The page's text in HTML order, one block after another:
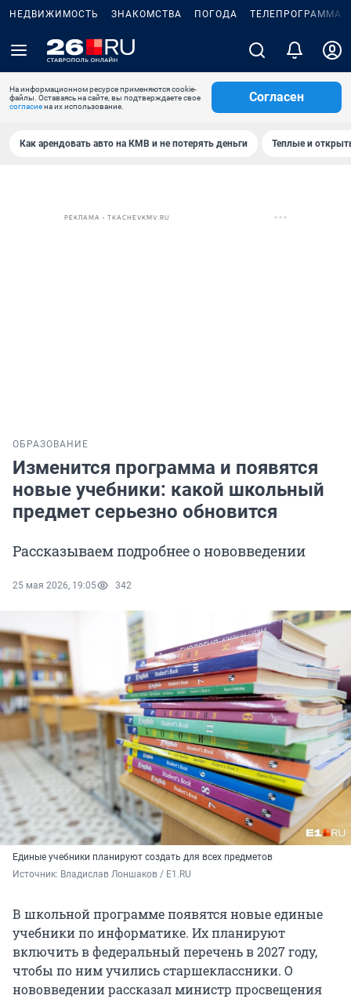
НЕДВИЖИМОСТЬ ЗНАКОМСТВА ПОГОДА ТЕЛЕПРОГРАММА
На информационном ресурсе применяются cookie-
файлы. Оставаясь на сайте, вы подтверждаете свое
согласиена их использование.
Согласен
Как арендовать авто на КМВ и не потерять деньги Теплые и
РЕКЛАМА • TKACHEVKMV.RU
ОБРАЗОВАНИЕ
Изменится программа и появятся
новые учебники: какой школьный
предмет серьезно обновится
Рассказываем подробнее о нововведении
25 мая 2026, 19:05 342
Единые учебники планируют создать для всех предметов
Источник: Владислав Лоншаков / E1.RU
В школьной программе появятся новые единые
учебники по информатике. Их планируют
включить в федеральный перечень в 2027 году,
чтобы по ним учились старшеклассники. О
нововведении рассказал министр просвещения